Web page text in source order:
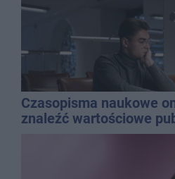
Czasopisma naukowe
znaleźć wartościowe